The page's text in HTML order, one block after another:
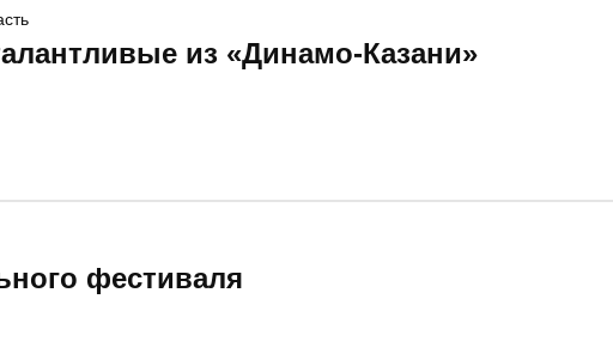
из «Динамо-Казани»
фестиваля